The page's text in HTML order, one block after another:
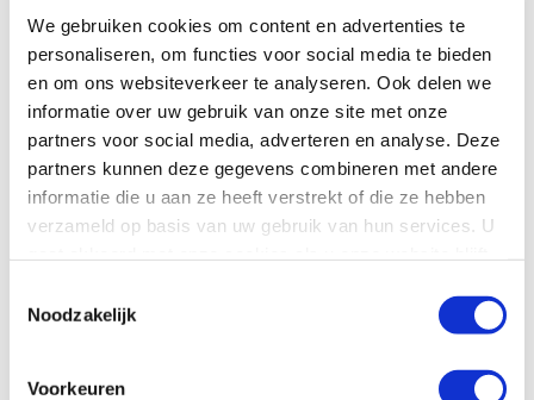
We gebruiken cookies om content en advertenties te
personaliseren, om functies voor social media te bieden
en om ons websiteverkeer te analyseren. Ook delen we
informatie over uw gebruik van onze site met onze
partners voor social media, adverteren en analyse. Deze
partners kunnen deze gegevens combineren met andere
informatie die u aan ze heeft verstrekt of die ze hebben
verzameld op basis van uw gebruik van hun services. U
Noodzakelijk
Voorkeuren